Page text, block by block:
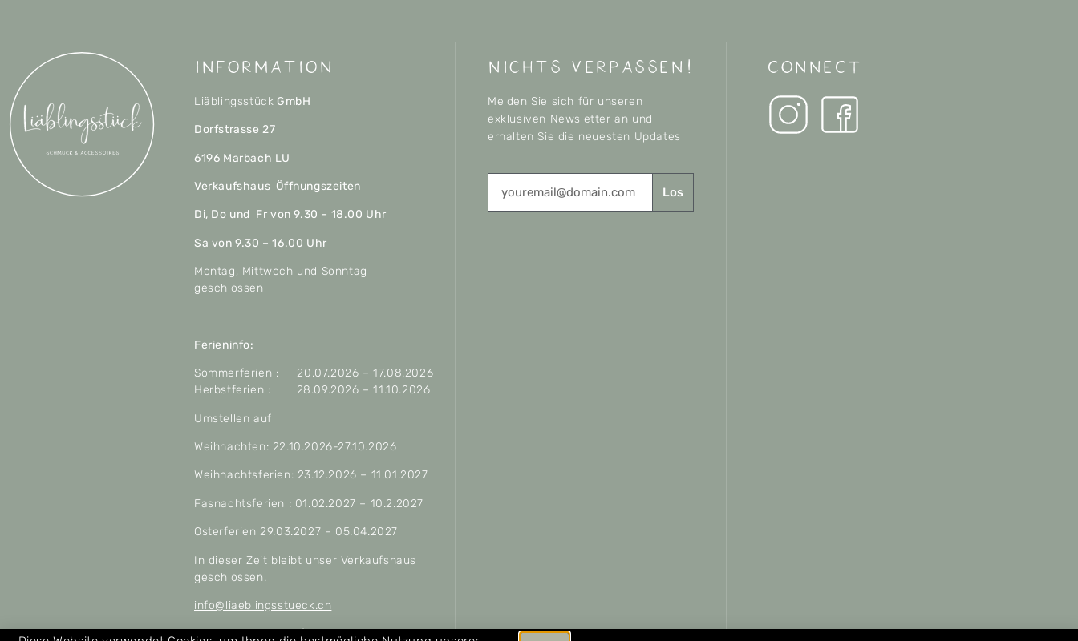
Information
Liäblingsstück GmbH
Dorfstrasse 27
6196 Marbach LU
Verkaufshaus Öffnungszeiten
Di, Do und Fr von 9.30 – 18.00 Uhr
Sa von 9.30 – 16.00 Uhr
Montag, Mittwoch und Sonntag
geschlossen
Ferieninfo:
Sommerferien : 20.07.2026 – 17.08.2026
Herbstferien : 28.09.2026 – 11.10.2026
Umstellen auf
Weihnachten: 22.10.2026-27.10.2026
Weihnachtsferien: 23.12.2026 – 11.01.2027
Fasnachtsferien : 01.02.2027 – 10.2.2027
Osterferien 29.03.2027 – 05.04.2027
In dieser Zeit bleibt unser Verkaufshaus
geschlossen.
info@liaeblingsstueck.ch
Allgemeine Geschäftsbedingungen
nichts verpassen!
Melden Sie sich für unseren
exklusiven Newsletter an und
erhalten Sie die neuesten Updates
Los
CONNECT